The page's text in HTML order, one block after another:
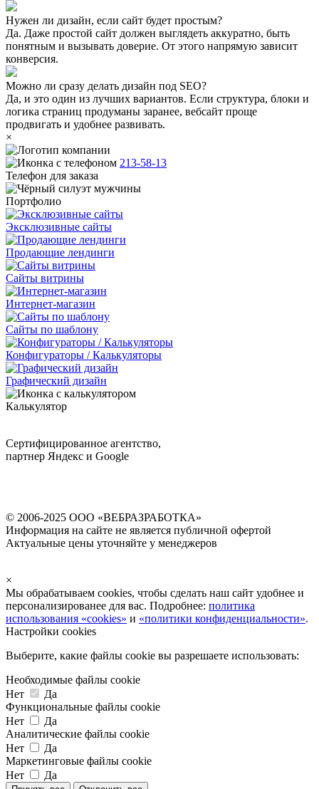
Нужен ли дизайн, если сайт будет простым?
Да. Даже простой сайт должен выглядеть аккуратно, быть
понятным и вызывать доверие. От этого напрямую зависит
конверсия.
Можно ли сразу делать дизайн под SEO?
Да, и это один из лучших вариантов. Если структура, блоки и
логика страниц продуманы заранее, вебсайт проще
продвигать и удобнее развивать.
×
213-58-13
Телефон для заказа
Портфолио
Эксклюзивные сайты
Продающие лендинги
Сайты витрины
Интернет-магазин
Сайты по шаблону
Конфигураторы / Калькуляторы
Графический дизайн
Калькулятор
Cертифицированное агентство,
партнер Яндекс и Google
© 2006-2025 ООО «ВЕБРАЗРАБОТКА»
Информация на сайте не является публичной офертой
Актуальные цены уточняйте у менеджеров
×
Мы обрабатываем cookies, чтобы сделать наш сайт удобнее и
персонализированее для вас. Подробнее: политика
использования «cookies» и «политики конфиденциальности».
Настройки cookies
Выберите, какие файлы cookie вы разрешаете использовать:
Необходимые файлы cookie
Нет
Да
Функциональные файлы cookie
Нет
Да
Аналитические файлы cookie
Нет
Да
Маркетинговые файлы cookie
Нет
Да